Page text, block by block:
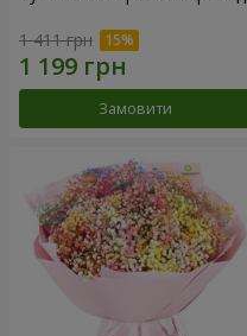
1 411 грн
Замовити